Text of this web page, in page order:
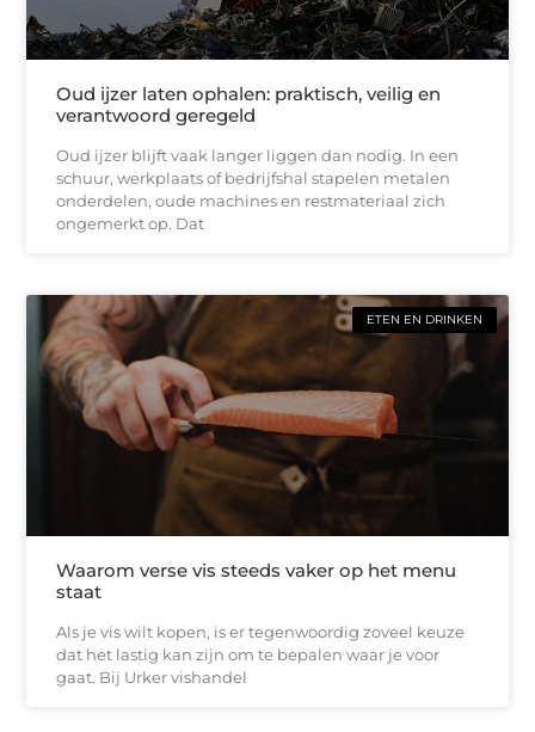
Oud ijzer laten ophalen: praktisch, veilig en
verantwoord geregeld
Oud ijzer blijft vaak langer liggen dan nodig. In een
schuur, werkplaats of bedrijfshal stapelen metalen
onderdelen, oude machines en restmateriaal zich
ongemerkt op. Dat
ETEN EN DRINKEN
Waarom verse vis steeds vaker op het menu
staat
Als je vis wilt kopen, is er tegenwoordig zoveel keuze
dat het lastig kan zijn om te bepalen waar je voor
gaat. Bij Urker vishandel